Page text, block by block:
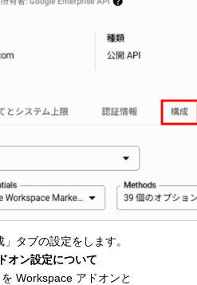
タブの設定をします。
オン設定について
を Workspace アドオンと